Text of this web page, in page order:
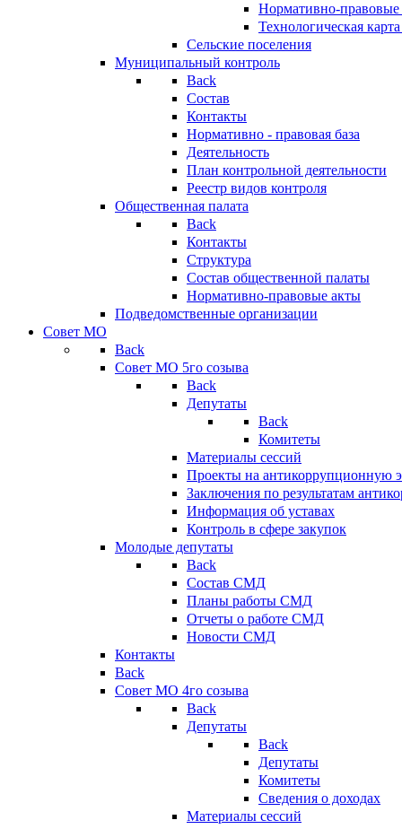
Нормативно-правовые
Технологическая
Сельские поселения
Муниципальный контроль
Back
Состав
Контакты
Нормативно - правовая база
Деятельность
План контрольной деятельности
Реестр видов контроля
Общественная палата
Back
Контакты
Структура
Состав общественной палаты
Нормативно-правовые акты
Подведомственные организации
Совет МО
Back
Совет МО 5го созыва
Back
Депутаты
Back
Комитеты
Материалы сессий
Проекты на антикоррупционную
Заключения по результатам
Информация об уставах
Контроль в сфере закупок
Молодые депутаты
Back
Состав СМД
Планы работы СМД
Отчеты о работе СМД
Новости СМД
Контакты
Back
Совет МО 4го созыва
Back
Депутаты
Back
Депутаты
Комитеты
Сведения о доходах
Материалы сессий